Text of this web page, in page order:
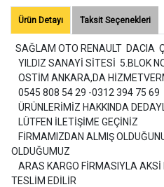
Ürün Detayı Taksit Seçenekleri
SAĞLAM OTO RENAULT DACIA
YILDIZ SANAYİ SİTESİ 5.BLOK
OSTİM ANKARA,DA
0545 808 54 29 -0312 394 75 69
ÜRÜNLERİMİZ HAKKINDA
LÜTFEN İLETİŞİME GEÇİNİZ
FİRMAMIZDAN ALMIŞ
OLDUĞUMUZ
ARAS KARGO FİRMASIYLA AKSİ
TESLİM EDİLİR